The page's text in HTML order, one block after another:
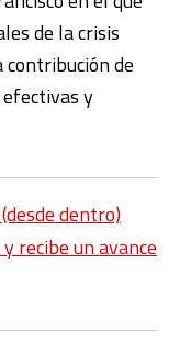
de la crisis
contribución de
efectivas y
dentro)
recibe un avance